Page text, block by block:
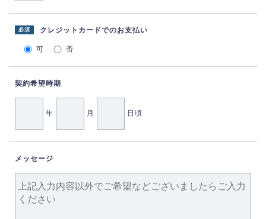
クレジットカードでのお支払い
必須
可 否
契約希望時期
年 月 日頃
メッセージ